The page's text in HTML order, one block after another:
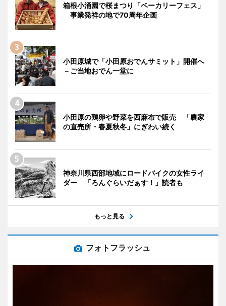
箱根小涌園で桜まつり「ベーカリーフェス」
事業発祥の地で70周年企画
小田原城で「小田原おでんサミット」開催へ
－ご当地おでん一堂に
小田原の鶏卵や野菜を西麻布で販売 「農家
の直売所・春夏秋冬」にぎわい続く
神奈川県西部地域にロードバイクの女性ライ
ダー 「ろんぐらいだぁす！」読者も
もっと見る
フォトフラッシュ